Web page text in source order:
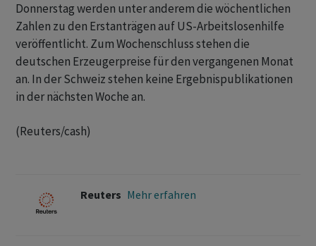
Donnerstag werden unter anderem die wöchentlichen
Zahlen zu den Erstanträgen auf US-Arbeitslosenhilfe
veröffentlicht. Zum Wochenschluss stehen die
deutschen Erzeugerpreise für den vergangenen Monat
an. In der Schweiz stehen keine Ergebnispublikationen
in der nächsten Woche an.
(Reuters/cash)
Reuters Mehr erfahren